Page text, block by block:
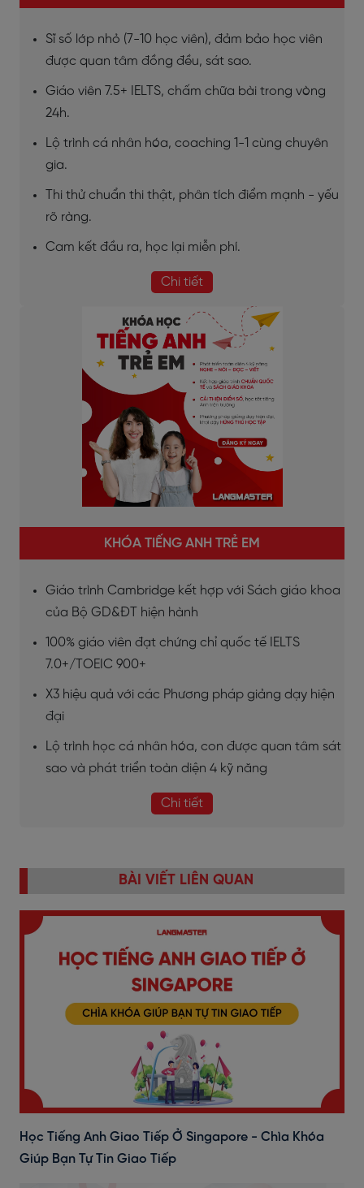
Sĩ số lớp nhỏ (7-10 học viên), đảm bảo học viên
được quan tâm đồng đều, sát sao.
Giáo viên 7.5+ IELTS, chấm chữa bài trong vòng
24h.
Lộ trình cá nhân hóa, coaching 1-1 cùng chuyên
gia.
Thi thử chuẩn thi thật, phân tích điểm mạnh - yếu
rõ ràng.
Cam kết đầu ra, học lại miễn phí.
Chi tiết
KHÓA TIẾNG ANH TRẺ EM
Giáo trình Cambridge kết hợp với Sách giáo khoa
của Bộ GD&ĐT hiện hành
100% giáo viên đạt chứng chỉ quốc tế IELTS
7.0+/TOEIC 900+
X3 hiệu quả với các Phương pháp giảng dạy hiện
đại
Lộ trình học cá nhân hóa, con được quan tâm sát
sao và phát triển toàn diện 4 kỹ năng
Chi tiết
BÀI VIẾT LIÊN QUAN
Học Tiếng Anh Giao Tiếp Ở Singapore - Chìa Khóa
Giúp Bạn Tự Tin Giao Tiếp